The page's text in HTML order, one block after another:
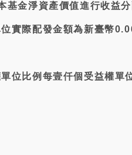
基金淨資產價值進行收益
實際配發金額為新臺幣
位比例每壹仟個受益權單